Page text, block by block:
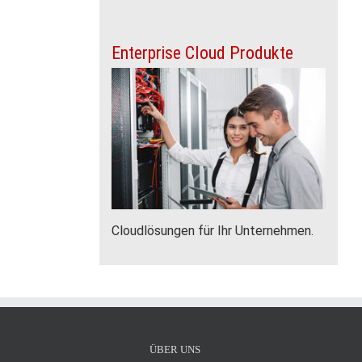
Enterprise Cloud Produkte
Cloudlösungen für Ihr Unternehmen.
ÜBER UNS